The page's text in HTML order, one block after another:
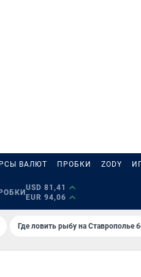
ВАЛЮТ ПРОБКИ ZODY
USD 81,41
EUR 94,06
Где ловить рыбу на Ставрополье